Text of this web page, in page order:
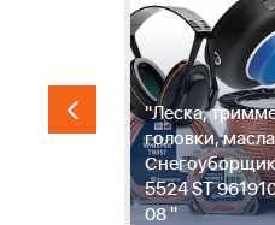
"Леска,
головки,
5524 ST
08 "